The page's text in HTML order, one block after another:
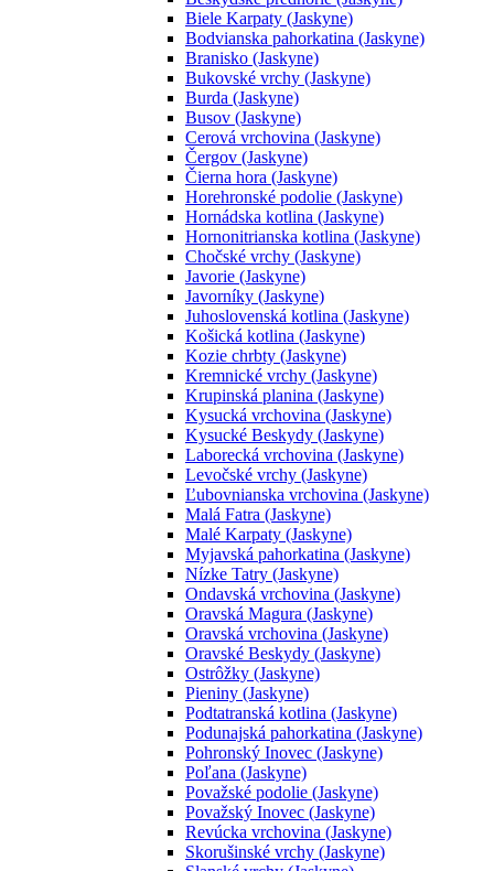
Biele Karpaty (Jaskyne)
Bodvianska pahorkatina (Jaskyne)
Branisko (Jaskyne)
Bukovské vrchy (Jaskyne)
Burda (Jaskyne)
Busov (Jaskyne)
Cerová vrchovina (Jaskyne)
Čergov (Jaskyne)
Čierna hora (Jaskyne)
Horehronské podolie (Jaskyne)
Hornádska kotlina (Jaskyne)
Hornonitrianska kotlina (Jaskyne)
Chočské vrchy (Jaskyne)
Javorie (Jaskyne)
Javorníky (Jaskyne)
Juhoslovenská kotlina (Jaskyne)
Košická kotlina (Jaskyne)
Kozie chrbty (Jaskyne)
Kremnické vrchy (Jaskyne)
Krupinská planina (Jaskyne)
Kysucká vrchovina (Jaskyne)
Kysucké Beskydy (Jaskyne)
Laborecká vrchovina (Jaskyne)
Levočské vrchy (Jaskyne)
Ľubovnianska vrchovina (Jaskyne)
Malá Fatra (Jaskyne)
Malé Karpaty (Jaskyne)
Myjavská pahorkatina (Jaskyne)
Nízke Tatry (Jaskyne)
Ondavská vrchovina (Jaskyne)
Oravská Magura (Jaskyne)
Oravská vrchovina (Jaskyne)
Oravské Beskydy (Jaskyne)
Ostrôžky (Jaskyne)
Pieniny (Jaskyne)
Podtatranská kotlina (Jaskyne)
Podunajská pahorkatina (Jaskyne)
Pohronský Inovec (Jaskyne)
Poľana (Jaskyne)
Považské podolie (Jaskyne)
Považský Inovec (Jaskyne)
Revúcka vrchovina (Jaskyne)
Skorušinské vrchy (Jaskyne)